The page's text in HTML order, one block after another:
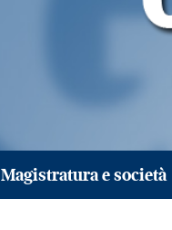
Magistratura e società